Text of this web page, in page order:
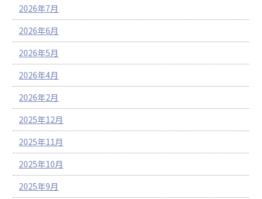
2026年7月
2026年6月
2026年5月
2026年4月
2026年2月
2025年12月
2025年11月
2025年10月
2025年9月